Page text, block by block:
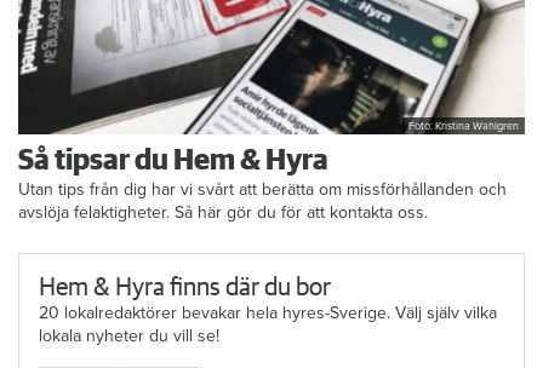
Foto: Kristina Wahlgren
Så tipsar du Hem & Hyra
Utan tips från dig har vi svårt att berätta om missförhållanden och
avslöja felaktigheter. Så här gör du för att kontakta oss.
Hem & Hyra finns där du bor
20 lokalredaktörer bevakar hela hyres-Sverige. Välj själv vilka
lokala nyheter du vill se!